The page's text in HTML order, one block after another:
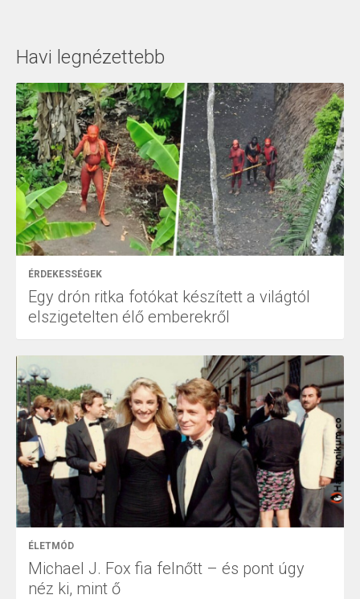
Havi legnézettebb
ÉRDEKESSÉGEK
Egy drón ritka fotókat készített a világtól
elszigetelten élő emberekről
ÉLETMÓD
Michael J. Fox fia felnőtt – és pont úgy
néz ki, mint ő